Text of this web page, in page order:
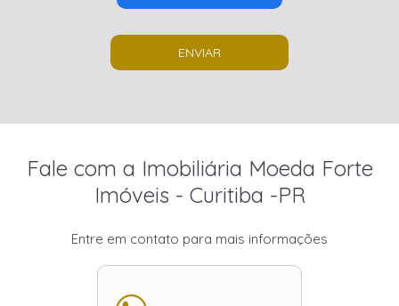
ENVIAR
Fale com a Imobiliária Moeda Forte
Imóveis - Curitiba -PR
Entre em contato para mais informações